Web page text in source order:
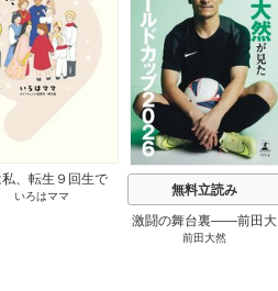
、転生９回生で
ンガ 私の前世物
いろはママ
無料立読み
激闘の舞台裏――前田大
然が見たワールドカップ
前田大然